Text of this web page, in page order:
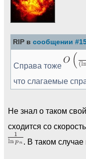
RIP в сообщении
Справа тоже
что слагаемые
Не знал о таком
сходится со
. В таком случае